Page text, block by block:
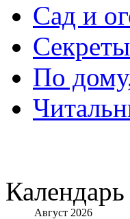
Сад и
По
Календарь
Август 2026